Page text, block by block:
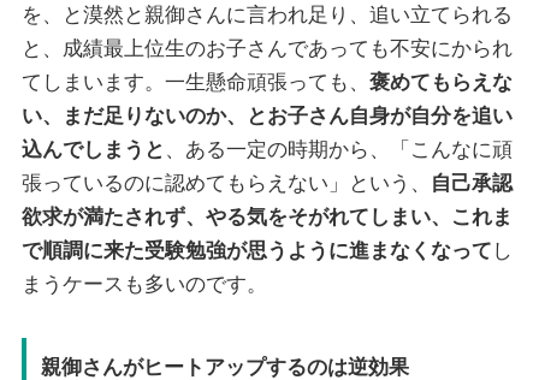
を、と漠然と親御さんに言われ足り、追い立てられる
と、成績最上位生のお子さんであっても不安にかられ
てしまいます。一生懸命頑張っても、 褒めてもらえな
い、まだ足りないのか、とお子さん自身が自分を追い
込んでしまうと 、ある一定の時期から、「こんなに頑
張っているのに認めてもらえない」という、
自己承認
欲求が満たされず、やる気をそがれてしまい、これま
で順調に来た受験勉強が思うように進まなくなって し
まうケースも多いのです。
親御さんがヒートアップするのは逆効果